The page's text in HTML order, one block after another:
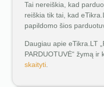
Tai nereiškia, kad
reiškia tik tai, kad
papildomo šios
Daugiau apie eTikra.LT
PARDUOTUVĖ“ žymą ir
skaityti